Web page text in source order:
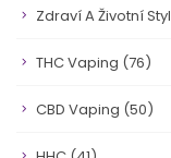
Zdraví A Životní Styl
THC Vaping (76)
CBD Vaping (50)